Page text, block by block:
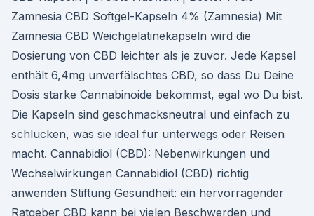
Zamnesia CBD Softgel-Kapseln 4% (Zamnesia) Mit
Zamnesia CBD Weichgelatinekapseln wird die
Dosierung von CBD leichter als je zuvor. Jede Kapsel
enthält 6,4mg unverfälschtes CBD, so dass Du Deine
Dosis starke Cannabinoide bekommst, egal wo Du bist.
Die Kapseln sind geschmacksneutral und einfach zu
schlucken, was sie ideal für unterwegs oder Reisen
macht. Cannabidiol (CBD): Nebenwirkungen und
Wechselwirkungen Cannabidiol (CBD) richtig
anwenden Stiftung Gesundheit: ein hervorragender
Ratgeber CBD kann bei vielen Beschwerden und